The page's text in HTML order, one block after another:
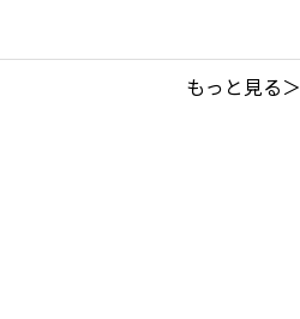
もっと見る＞